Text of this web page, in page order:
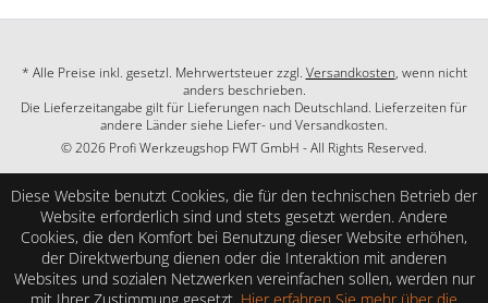
* Alle Preise inkl. gesetzl. Mehrwertsteuer zzgl. Versandkosten, wenn nicht
anders beschrieben.
Die Lieferzeitangabe gilt für Lieferungen nach Deutschland. Lieferzeiten für
andere Länder siehe Liefer- und Versandkosten.
© 2026 Profi Werkzeugshop FWT GmbH - All Rights Reserved.
Diese Website benutzt Cookies, die für den technischen Betrieb der
Website erforderlich sind und stets gesetzt werden. Andere
Cookies, die den Komfort bei Benutzung dieser Website erhöhen,
der Direktwerbung dienen oder die Interaktion mit anderen
Websites und sozialen Netzwerken vereinfachen sollen, werden nur